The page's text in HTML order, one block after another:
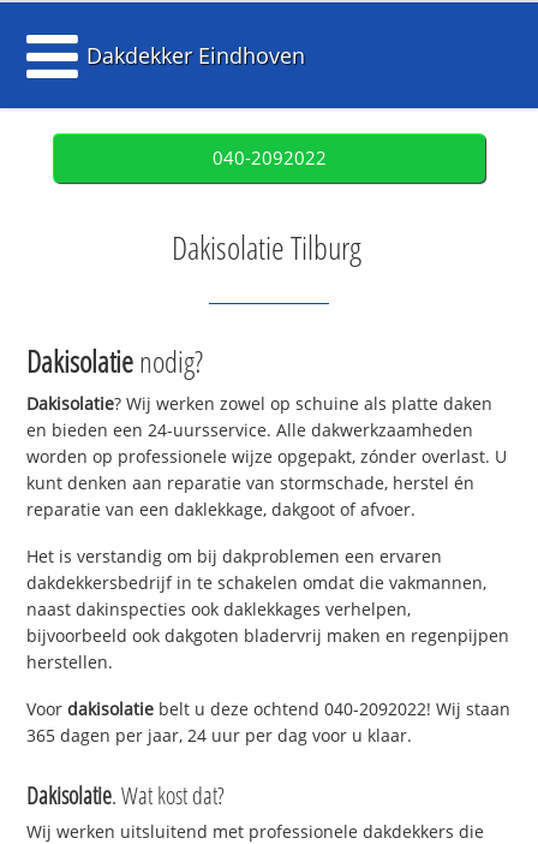
Dakdekker Eindhoven
040-2092022
Dakisolatie Tilburg
Dakisolatienodig?
Dakisolatie? Wij werken zowel op schuine als platte daken
en bieden een 24-uursservice. Alle dakwerkzaamheden
worden op professionele wijze opgepakt, zónder overlast. U
kunt denken aan reparatie van stormschade, herstel én
reparatie van een daklekkage, dakgoot of afvoer.
Het is verstandig om bij dakproblemen een ervaren
dakdekkersbedrijf in te schakelen omdat die vakmannen,
naast dakinspecties ook daklekkages verhelpen,
bijvoorbeeld ook dakgoten bladervrij maken en regenpijpen
herstellen.
Voordakisolatie belt u deze ochtend 040-2092022! Wij staan
365 dagen per jaar, 24 uur per dag voor u klaar.
Dakisolatie. Wat kost dat?
Wij werken uitsluitend met professionele dakdekkers die